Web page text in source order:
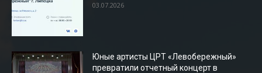
03.07.2026
Юные артисты ЦРТ «Левобережный»
превратили отчетный концерт в